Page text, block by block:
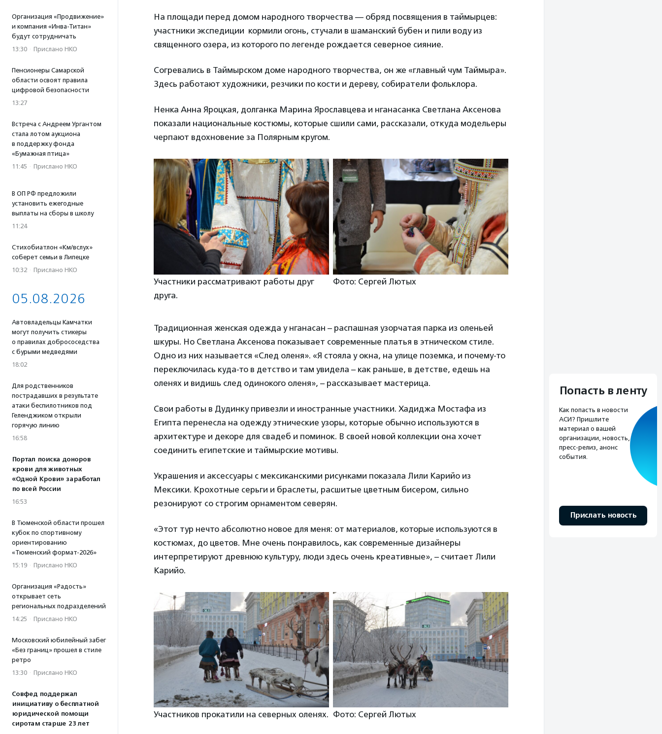
Организация «Продвижение»
и компания «Инва-Титан»
будут сотрудничать
13:30 · Прислано НКО
Пенсионеры Самарской
области освоят правила
цифровой безопасности
13:27
Встреча с Андреем Ургантом
стала лотом аукциона
в поддержку фонда
«Бумажная птица»
11:45 · Прислано НКО
В ОП РФ предложили
установить ежегодные
выплаты на сборы в школу
11:24
Стихобиатлон «Км/вслух»
соберет семьи в Липецке
10:32 · Прислано НКО
05.08.2026
Автовладельцы Камчатки
могут получить стикеры
о правилах добрососедства
с бурыми медведями
18:02
Для родственников
пострадавших в результате
атаки беспилотников под
Геленджиком открыли
горячую линию
16:58
Портал поиска доноров
крови для животных
«Одной Крови» заработал
по всей России
16:53
В Тюменской области прошел
кубок по спортивному
ориентированию
«Тюменский формат-2026»
15:19 · Прислано НКО
Организация «Радость»
открывает сеть
региональных подразделений
14:25 · Прислано НКО
Московский юбилейный забег
«Без границ» прошел в стиле
ретро
13:30 · Прислано НКО
Совфед поддержал
инициативу о бесплатной
юридической помощи
сиротам старше 23 лет
На площади перед домом народного творчества — обряд посвящения в таймырцев:
участники экспедиции кормили огонь, стучали в шаманский бубен и пили воду из
священного озера, из которого по легенде рождается северное сияние.
Согревались в Таймырском доме народного творчества, он же «главный чум Таймыра».
Здесь работают художники, резчики по кости и дереву, собиратели фольклора.
Ненка Анна Яроцкая, долганка Марина Ярославцева и нганасанка Светлана Аксенова
показали национальные костюмы, которые сшили сами, рассказали, откуда модельеры
черпают вдохновение за Полярным кругом.
Участники рассматривают работы друг
друга.
Фото: Сергей Лютых
Традиционная женская одежда у нганасан – распашная узорчатая парка из оленьей
шкуры. Но Светлана Аксенова показывает современные платья в этническом стиле.
Одно из них называется «След оленя». «Я стояла у окна, на улице поземка, и почему-то
переключилась куда-то в детство и там увидела – как раньше, в детстве, едешь на
оленях и видишь след одинокого оленя», – рассказывает мастерица.
Свои работы в Дудинку привезли и иностранные участники. Хадиджа Мостафа из
Египта перенесла на одежду этнические узоры, которые обычно используются в
архитектуре и декоре для свадеб и поминок. В своей новой коллекции она хочет
соединить египетские и таймырские мотивы.
Украшения и аксессуары с мексиканскими рисунками показала Лили Карийо из
Мексики. Крохотные серьги и браслеты, расшитые цветным бисером, сильно
резонируют со строгим орнаментом северян.
«Этот тур нечто абсолютно новое для меня: от материалов, которые используются в
костюмах, до цветов. Мне очень понравилось, как современные дизайнеры
интерпретируют древнюю культуру, люди здесь очень креативные», – считает Лили
Карийо.
Участников прокатили на северных оленях. Фото: Сергей Лютых
Попасть в ленту
Как попасть в новости
АСИ? Пришлите
материал о вашей
организации, новость,
пресс-релиз, анонс
события.
Прислать новость